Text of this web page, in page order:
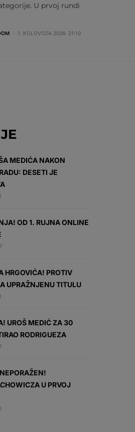
U prvoj rundi
1. KOLOVOZA 2026. 21:10
MEDIĆA NAKON
DESETI JE
OD 1. RUJNA ONLINE
HRGOVIĆA! PROTIV
UPRAŽNJENU TITULU
UROŠ MEDIĆ ZA 30
RODRIGUEZA
U PRVOJ